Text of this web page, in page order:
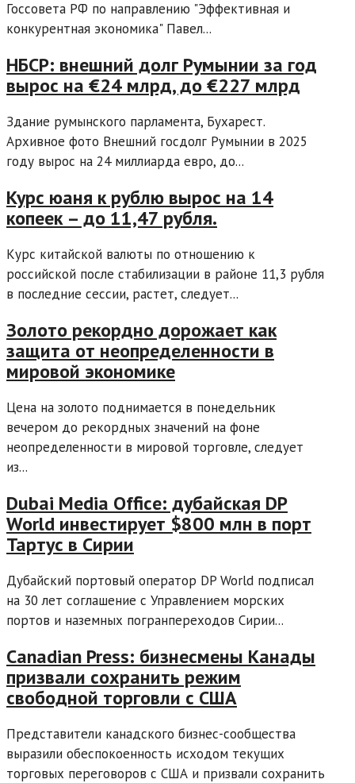
Госсовета РФ по направлению "Эффективная и
конкурентная экономика" Павел...
НБСР: внешний долг Румынии за год
вырос на €24 млрд, до €227 млрд
Здание румынского парламента, Бухарест.
Архивное фото Внешний госдолг Румынии в 2025
году вырос на 24 миллиарда евро, до...
Курс юаня к рублю вырос на 14
копеек – до 11,47 рубля.
Курс китайской валюты по отношению к
российской после стабилизации в районе 11,3 рубля
в последние сессии, растет, следует...
Золото рекордно дорожает как
защита от неопределенности в
мировой экономике
Цена на золото поднимается в понедельник
вечером до рекордных значений на фоне
неопределенности в мировой торговле, следует
из...
Dubai Media Office: дубайская DP
World инвестирует $800 млн в порт
Тартус в Сирии
Дубайский портовый оператор DP World подписал
на 30 лет соглашение с Управлением морских
портов и наземных погранпереходов Сирии...
Canadian Press: бизнесмены Канады
призвали сохранить режим
свободной торговли с США
Представители канадского бизнес-сообщества
выразили обеспокоенность исходом текущих
торговых переговоров с США и призвали сохранить